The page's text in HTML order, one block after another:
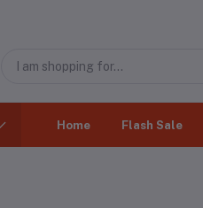
Home Flash Sale